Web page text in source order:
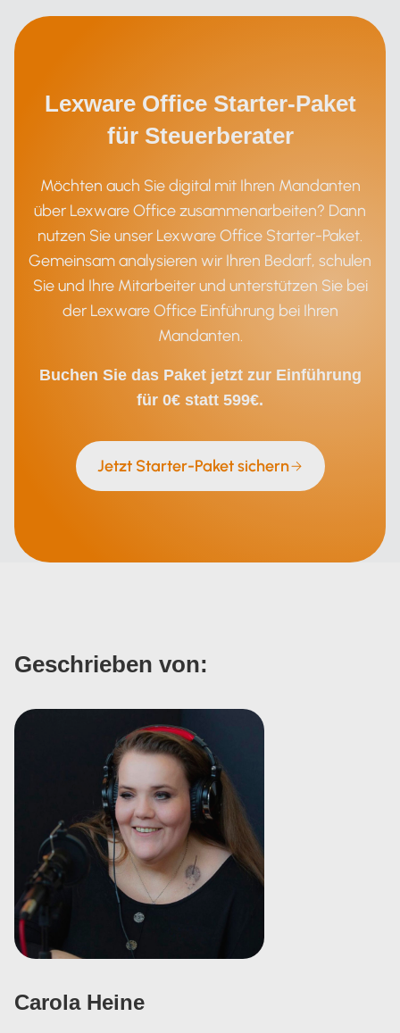
Lexware Office Starter-Paket
für Steuerberater
Möchten auch Sie digital mit Ihren Mandanten
über Lexware Office zusammenarbeiten? Dann
nutzen Sie unser Lexware Office Starter-Paket.
Gemeinsam analysieren wir Ihren Bedarf, schulen
Sie und Ihre Mitarbeiter und unterstützen Sie bei
der Lexware Office Einführung bei Ihren
Mandanten.
Buchen Sie das Paket jetzt zur Einführung
für 0€ statt 599€.
Jetzt Starter-Paket sichern
Geschrieben von:
Carola Heine